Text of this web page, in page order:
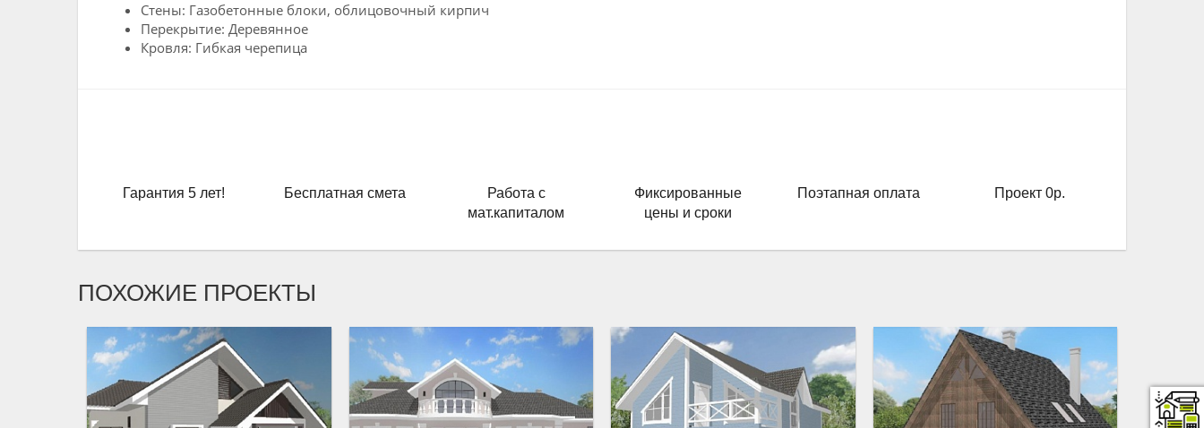
Стены: Газобетонные блоки, облицовочный кирпич
Перекрытие: Деревянное
Кровля: Гибкая черепица
Гарантия 5 лет! Бесплатная смета
Работа с
мат.капиталом
Фиксированные
цены и сроки
Поэтапная оплата Проект 0р.
ПОХОЖИЕ ПРОЕКТЫ